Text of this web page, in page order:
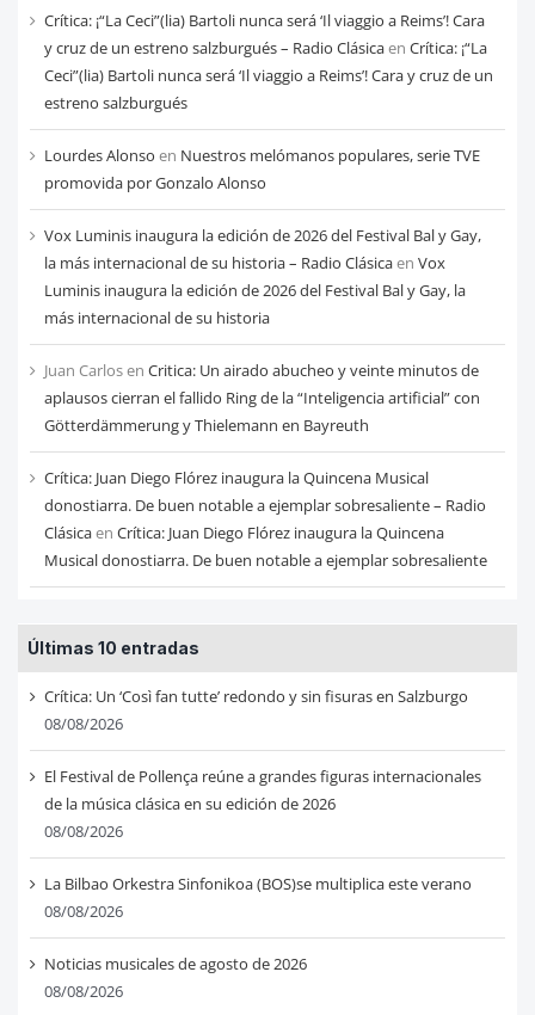
cada
mes
Crítica: ¡“La Ceci”(lia) Bartoli nunca será ‘Il viaggio a Reims’! Cara
y cruz de un estreno salzburgués – Radio Clásicaen Crítica: ¡“La
Ceci”(lia) Bartoli nunca será ‘Il viaggio a Reims’! Cara y cruz de un
estreno salzburgués
Lourdes Alonso en Nuestros melómanos populares, serie TVE
promovida por Gonzalo Alonso
Vox Luminis inaugura la edición de 2026 del Festival Bal y Gay,
la más internacional de su historia – Radio Clásicaen Vox
Luminis inaugura la edición de 2026 del Festival Bal y Gay, la
más internacional de su historia
Juan Carlosen Critica: Un airado abucheo y veinte minutos de
aplausos cierran el fallido Ring de la “Inteligencia artificial” con
Götterdämmerung y Thielemann en Bayreuth
Crítica: Juan Diego Flórez inaugura la Quincena Musical
donostiarra. De buen notable a ejemplar sobresaliente – Radio
Clásicaen Crítica: Juan Diego Flórez inaugura la Quincena
Musical donostiarra. De buen notable a ejemplar sobresaliente
Últimas 10 entradas
Crítica: Un ‘Così fan tutte’ redondo y sin fisuras en Salzburgo
08/08/2026
El Festival de Pollença reúne a grandes figuras internacionales
de la música clásica en su edición de 2026
08/08/2026
La Bilbao Orkestra Sinfonikoa (BOS)se multiplica este verano
08/08/2026
Noticias musicales de agosto de 2026
08/08/2026